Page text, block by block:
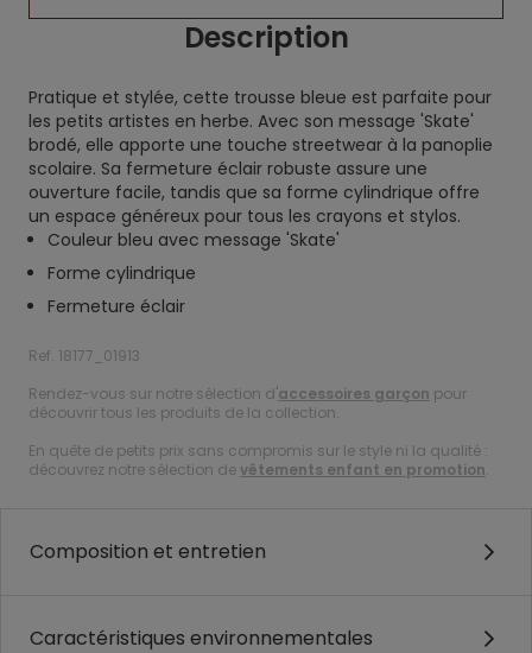
Description
Pratique et stylée, cette trousse bleue est parfaite pour
les petits artistes en herbe. Avec son message 'Skate'
brodé, elle apporte une touche streetwear à la panoplie
scolaire. Sa fermeture éclair robuste assure une
ouverture facile, tandis que sa forme cylindrique offre
un espace généreux pour tous les crayons et stylos.
Couleur bleu avec message 'Skate'
Forme cylindrique
Fermeture éclair
Ref. 18177_01913
Rendez-vous sur notre sélection d'accessoires garçon pour
découvrir tous les produits de la collection.
En quête de petits prix sans compromis sur le style ni la qualité :
découvrez notre sélection devêtements enfant en promotion.
Composition et entretien
Caractéristiques environnementales